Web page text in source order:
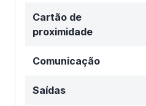
Cartão de
proximidade
Comunicação
Saídas